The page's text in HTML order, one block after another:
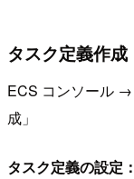
タスク定義作成
ECS コンソール
成」
タスク定義の設定：